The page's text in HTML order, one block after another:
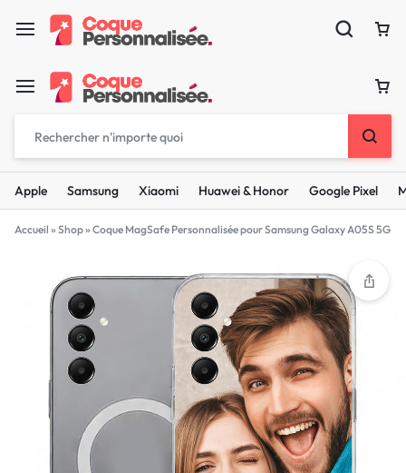
Apple Samsung Xiaomi Huawei & Honor Google Pixel
Accueil » Shop» Coque MagSafe Personnalisée pour Samsung Galaxy A05S 5G